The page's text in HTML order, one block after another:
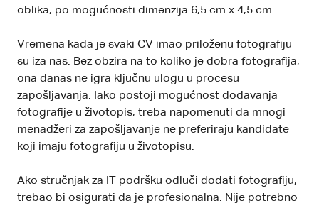
oblika, po mogućnosti dimenzija 6,5 cm x 4,5 cm.
Vremena kada je svaki CV imao priloženu fotografiju
su iza nas. Bez obzira na to koliko je dobra fotografija,
ona danas ne igra ključnu ulogu u procesu
zapošljavanja. Iako postoji mogućnost dodavanja
fotografije u životopis, treba napomenuti da mnogi
menadžeri za zapošljavanje ne preferiraju kandidate
koji imaju fotografiju u životopisu.
Ako stručnjak za IT podršku odluči dodati fotografiju,
trebao bi osigurati da je profesionalna. Nije potrebno